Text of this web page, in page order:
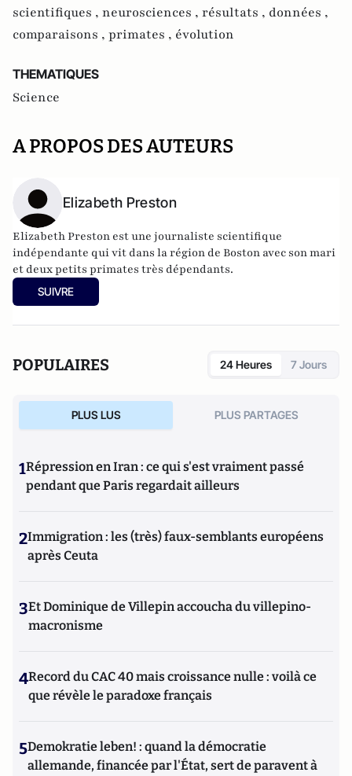
scientifiques , neurosciences , résultats , données ,
comparaisons , primates , évolution
THEMATIQUES
Science
A PROPOS DES AUTEURS
Elizabeth Preston
Elizabeth Preston est une journaliste scientifique
indépendante qui vit dans la région de Boston avec son mari
et deux petits primates très dépendants.
SUIVRE
POPULAIRES 24 Heures 7 Jours
PLUS LUS PLUS PARTAGES
1Répression en Iran : ce qui s'est vraiment passé
pendant que Paris regardait ailleurs
2Immigration : les (très) faux-semblants européens
après Ceuta
3Et Dominique de Villepin accoucha du villepino-
macronisme
4Record du CAC 40 mais croissance nulle : voilà ce
que révèle le paradoxe français
5Demokratie leben! : quand la démocratie
allemande, financée par l'État, sert de paravent à